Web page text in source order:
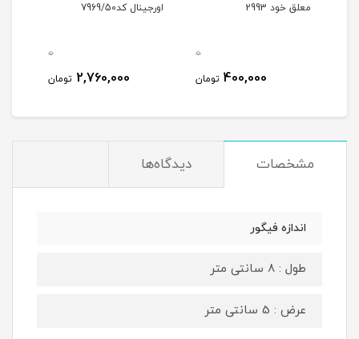
معلق خود 2993
0
400,000 تومان
اورجینال کد7969/50
0
2,760,000 تومان
مشخصات دیدگاه‌ها
اندازه فیگور
طول : 8 سانتی متر
عرض : 5 سانتی متر